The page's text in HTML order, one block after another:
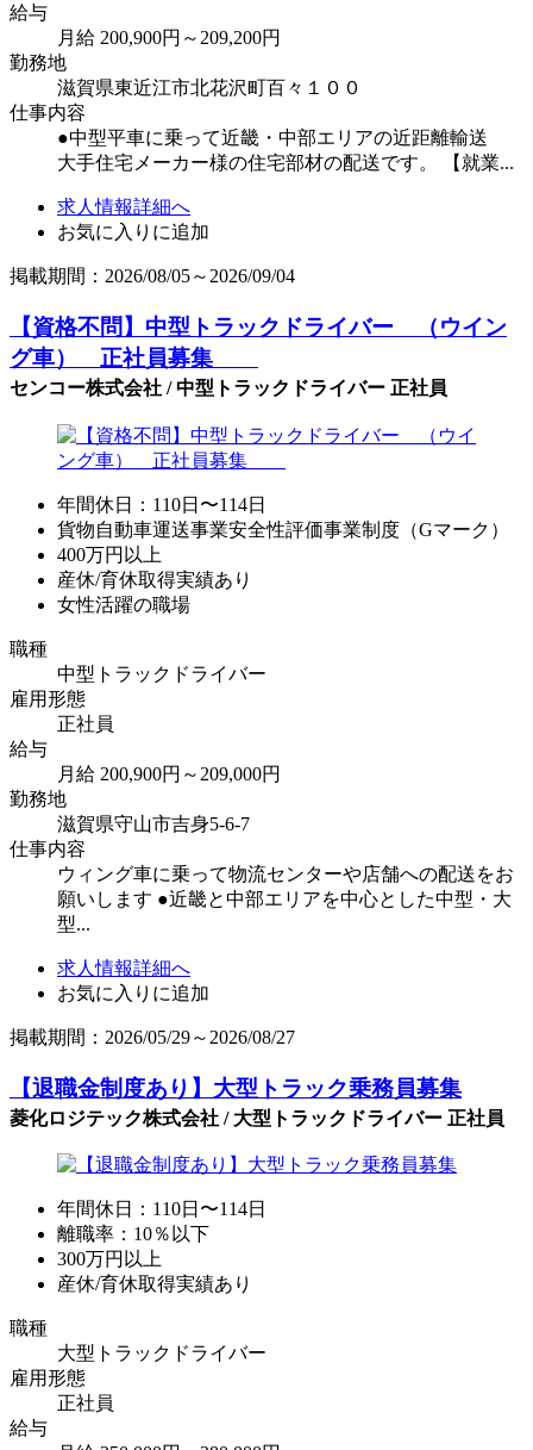
給与
月給 200,900円～209,200円
勤務地
滋賀県東近江市北花沢町百々１００
仕事内容
●中型平車に乗って近畿・中部エリアの近距離輸送
大手住宅メーカー様の住宅部材の配送です。 【就業...
求人情報詳細へ
お気に入りに追加
掲載期間：2026/08/05～2026/09/04
【資格不問】中型トラックドライバー （ウイン
グ車） 正社員募集
センコー株式会社 / 中型トラックドライバー 正社員
年間休日：110日〜114日
貨物自動車運送事業安全性評価事業制度（Gマーク）
400万円以上
産休/育休取得実績あり
女性活躍の職場
職種
中型トラックドライバー
雇用形態
正社員
給与
月給 200,900円～209,000円
勤務地
滋賀県守山市吉身5-6-7
仕事内容
ウィング車に乗って物流センターや店舗への配送をお
願いします ●近畿と中部エリアを中心とした中型・大
型...
求人情報詳細へ
お気に入りに追加
掲載期間：2026/05/29～2026/08/27
【退職金制度あり】大型トラック乗務員募集
菱化ロジテック株式会社 / 大型トラックドライバー 正社員
年間休日：110日〜114日
離職率：10％以下
300万円以上
産休/育休取得実績あり
職種
大型トラックドライバー
雇用形態
正社員
給与